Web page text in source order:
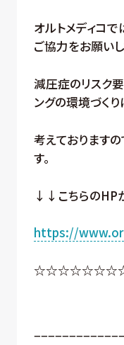
オルトメディコ
ご協力をお願いし
減圧症のリスク
ングの環境づく
考えております
す。
↓↓こちらのHP
https://